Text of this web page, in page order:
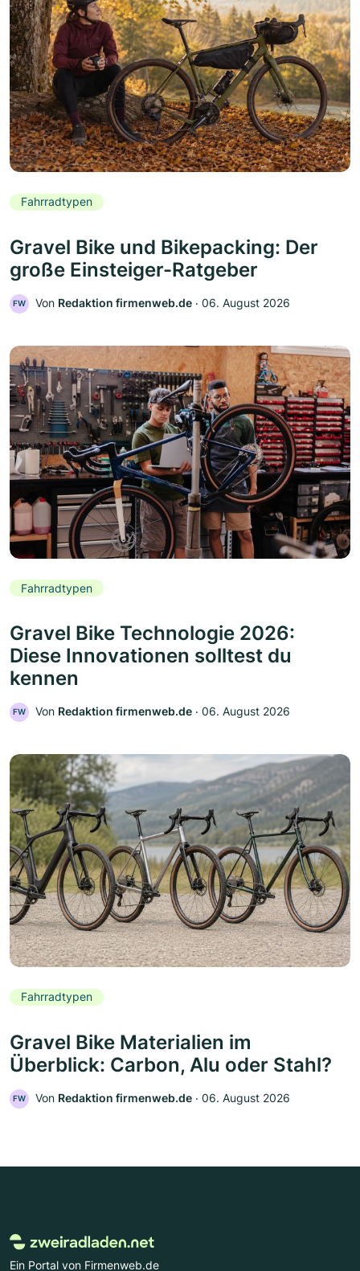
Fahrradtypen
Gravel Bike und Bikepacking: Der
große Einsteiger-Ratgeber
FW Von Redaktion firmenweb.de ‧ 06. August 2026
Fahrradtypen
Gravel Bike Technologie 2026:
Diese Innovationen solltest du
kennen
FW Von Redaktion firmenweb.de ‧ 06. August 2026
Fahrradtypen
Gravel Bike Materialien im
Überblick: Carbon, Alu oder Stahl?
FW Von Redaktion firmenweb.de ‧ 06. August 2026
Ein Portal von Firmenweb.de